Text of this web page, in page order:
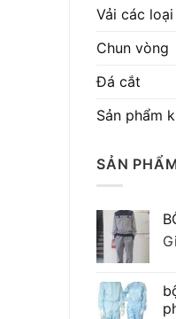
Vải các loại
Chun vòng
Đá cắt
Sản phẩm
SẢN